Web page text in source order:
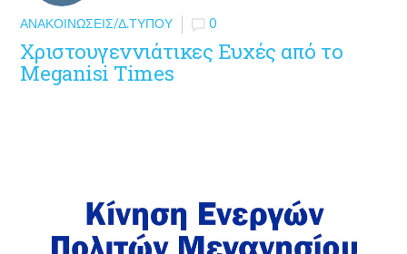
ΑΝΑΚΟΙΝΏΣΕΙΣ/Δ.ΤΎΠΟΥ 0
Χριστουγεννιάτικες Ευχές από το
Meganisi Times